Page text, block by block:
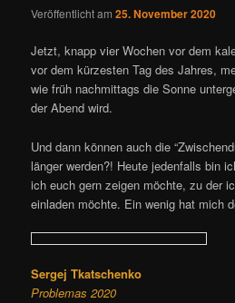
Veröffentlicht am25. November 2020
Jetzt, knapp vier Wochen vor dem
vor dem kürzesten Tag des Jahres,
wie früh nachmittags die Sonne
der Abend wird.
Und dann können auch die
länger werden?! Heute jedenfalls bin
ich euch gern zeigen möchte, zu der
einladen möchte. Ein wenig hat mich
Sergej Tkatschenko
Problemas 2020